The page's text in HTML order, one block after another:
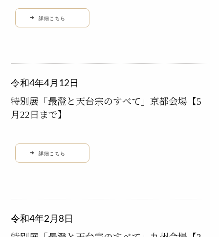
詳細こちら
令和4年4月12日
特別展「最澄と天台宗のすべて」京都会場【5
月22日まで】
詳細こちら
令和4年2月8日